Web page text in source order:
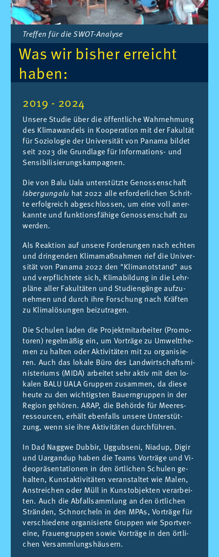
Treffen für die SWOT-Analyse
Was wir bis­her er­reicht
ha­ben:
2019 - 2024
Un­se­re Stu­die über die öf­fent­li­che Wahr­neh­mung
des Kli­ma­wan­dels in Ko­ope­ra­ti­on mit der Fa­kul­tät
für So­zio­lo­gie der Uni­ver­si­tät von Pa­na­ma bil­det
seit 2023 die Grund­la­ge für In­for­ma­ti­ons- und
Sen­si­bi­li­sie­rungs­kam­pa­gnen.
Die von Balu Uala un­ter­stütz­te Ge­nos­sen­schaft
Isbergungalu hat 2022 alle er­for­der­li­chen Schrit­
te er­folg­reich ab­ge­schlos­sen, um eine voll an­er­
kann­te und funk­ti­ons­fä­hi­ge Ge­nos­sen­schaft zu
wer­den.
Als Re­ak­ti­on auf un­se­re For­de­run­gen nach ech­ten
und drin­gen­den Kli­ma­maß­nah­men rief die Uni­ver­
si­tät von Pa­na­ma 2022 den "Kli­ma­not­stand" aus
und ver­pflich­te­te sich, Kli­ma­bil­dung in die Lehr­
plä­ne al­ler Fa­kul­tä­ten und Stu­di­en­gän­ge auf­zu­
neh­men und durch ihre For­schung nach Kräf­ten
zu Kli­malö­sun­gen bei­zu­tra­gen.
Die Schu­len la­den die Pro­jekt­mit­ar­bei­ter (Pro­mo­
to­ren) re­gel­mä­ßig ein, um Vor­trä­ge zu Um­welt­the­
men zu hal­ten oder Ak­ti­vi­tä­ten mit zu or­ga­ni­sie­
ren. Auch das lo­ka­le Büro des Land­wirt­schafts­mi­
nis­te­ri­ums (MIDA) ar­bei­tet sehr ak­tiv mit den lo­
ka­len BALU UALA Grup­pen zu­sam­men, da die­se
heu­te zu den wich­tigs­ten Bau­ern­grup­pen in der
Re­gi­on ge­hö­ren. ARAP, die Be­hör­de für Mee­res­
res­sour­cen, er­hält eben­falls un­se­re Un­ter­stüt­
zung, wenn sie ihre Ak­ti­vi­tä­ten durch­füh­ren.
In Dad Nagg­we Dub­bir, Ug­gub­se­ni, Nia­dup, Di­gir
und Uar­gan­dup ha­ben die Teams Vor­trä­ge und Vi­
deo­prä­sen­ta­tio­nen in den ört­li­chen Schu­len ge­
hal­ten, Kunst­ak­ti­vi­tä­ten ver­an­stal­tet wie Ma­len,
An­strei­chen oder Müll in Kunst­ob­jek­ten ver­ar­bei­
ten. Auch die Ab­fall­samm­lung an den ört­li­chen
Strän­den, Schnor­cheln in den MPAs, Vor­trä­ge für
ver­schie­de­ne or­ga­ni­sier­te Grup­pen wie Sport­ver­
ei­ne, Frau­en­grup­pen so­wie Vor­trä­ge in den ört­li­
chen Ver­samm­lungs­häu­sern.